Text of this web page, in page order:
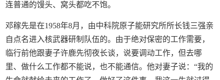
连普通的馒头、窝头都吃不饱。
邓稼先是在1958年8月，由中科院原子能研究所所长钱三强亲
自点名进入核武器研制队伍的。由于绝对保密的工作需要，
临行前他跟妻子许鹿先彻夜长谈，说要调动工作，但去哪
里、做什么工作都不能说，也不能通信。他对妻子说：“我的